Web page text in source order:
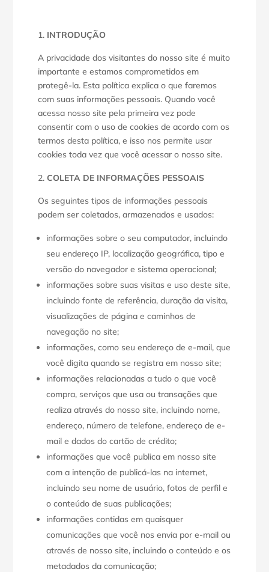
INTRODUÇÃO
A privacidade dos visitantes do nosso site é muito
importante e estamos comprometidos em
protegê-la. Esta política explica o que faremos
com suas informações pessoais. Quando você
acessa nosso site pela primeira vez pode
consentir com o uso de cookies de acordo com os
termos desta política, e isso nos permite usar
cookies toda vez que você acessar o nosso site.
COLETA DE INFORMAÇÕES PESSOAIS
Os seguintes tipos de informações pessoais
podem ser coletados, armazenados e usados:
informações sobre o seu computador, incluindo
seu endereço IP, localização geográfica, tipo e
versão do navegador e sistema operacional;
informações sobre suas visitas e uso deste site,
incluindo fonte de referência, duração da visita,
visualizações de página e caminhos de
navegação no site;
informações, como seu endereço de e-mail, que
você digita quando se registra em nosso site;
informações relacionadas a tudo o que você
compra, serviços que usa ou transações que
realiza através do nosso site, incluindo nome,
endereço, número de telefone, endereço de e-
mail e dados do cartão de crédito;
informações que você publica em nosso site
com a intenção de publicá-las na internet,
incluindo seu nome de usuário, fotos de perfil e
o conteúdo de suas publicações;
informações contidas em quaisquer
comunicações que você nos envia por e-mail ou
através de nosso site, incluindo o conteúdo e os
metadados da comunicação;